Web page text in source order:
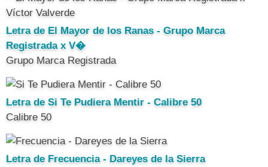
Letra de El Mayor de los Ranas - Grupo Marca
Registrada x V�
Grupo Marca Registrada
Letra de Si Te Pudiera Mentir - Calibre 50
Calibre 50
Letra de Frecuencia - Dareyes de la Sierra